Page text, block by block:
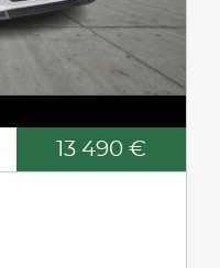
13 490 €